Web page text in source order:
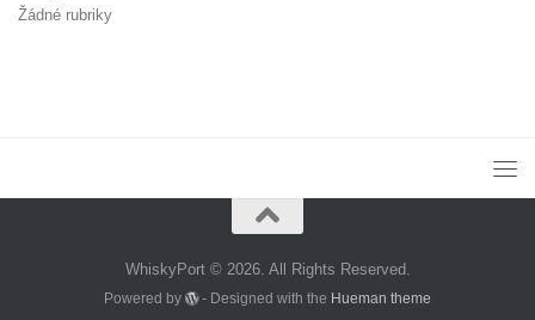
Žádné rubriky
WhiskyPort © 2026. All Rights Reserved.
Powered by - Designed with the Hueman theme